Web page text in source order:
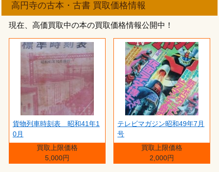
高円寺の古本・古書 買取価格情報
現在、高価買取中の本の買取価格情報公開中！
貨物列車時刻表 昭和41年1
0月
買取上限価格
5,000円
テレビマガジン昭和49年7月
号
買取上限価格
2,000円